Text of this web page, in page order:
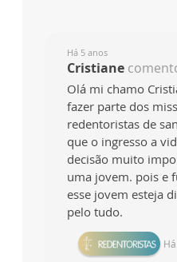
Há 5 anos
Cristiane
Olá mi chamo
fazer parte dos
redentoristas de
que o ingresso a
decisão muito
uma jovem. pois e
esse jovem esteja
pelo tudo.